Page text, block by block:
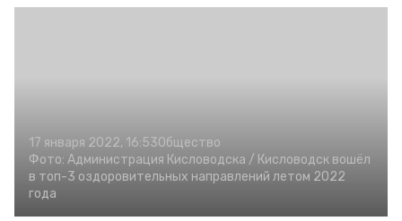
17 января 2022, 16:53Общество
Фото: Администрация Кисловодска / Кисловодск вошёл
в топ-3 оздоровительных направлений летом 2022
года